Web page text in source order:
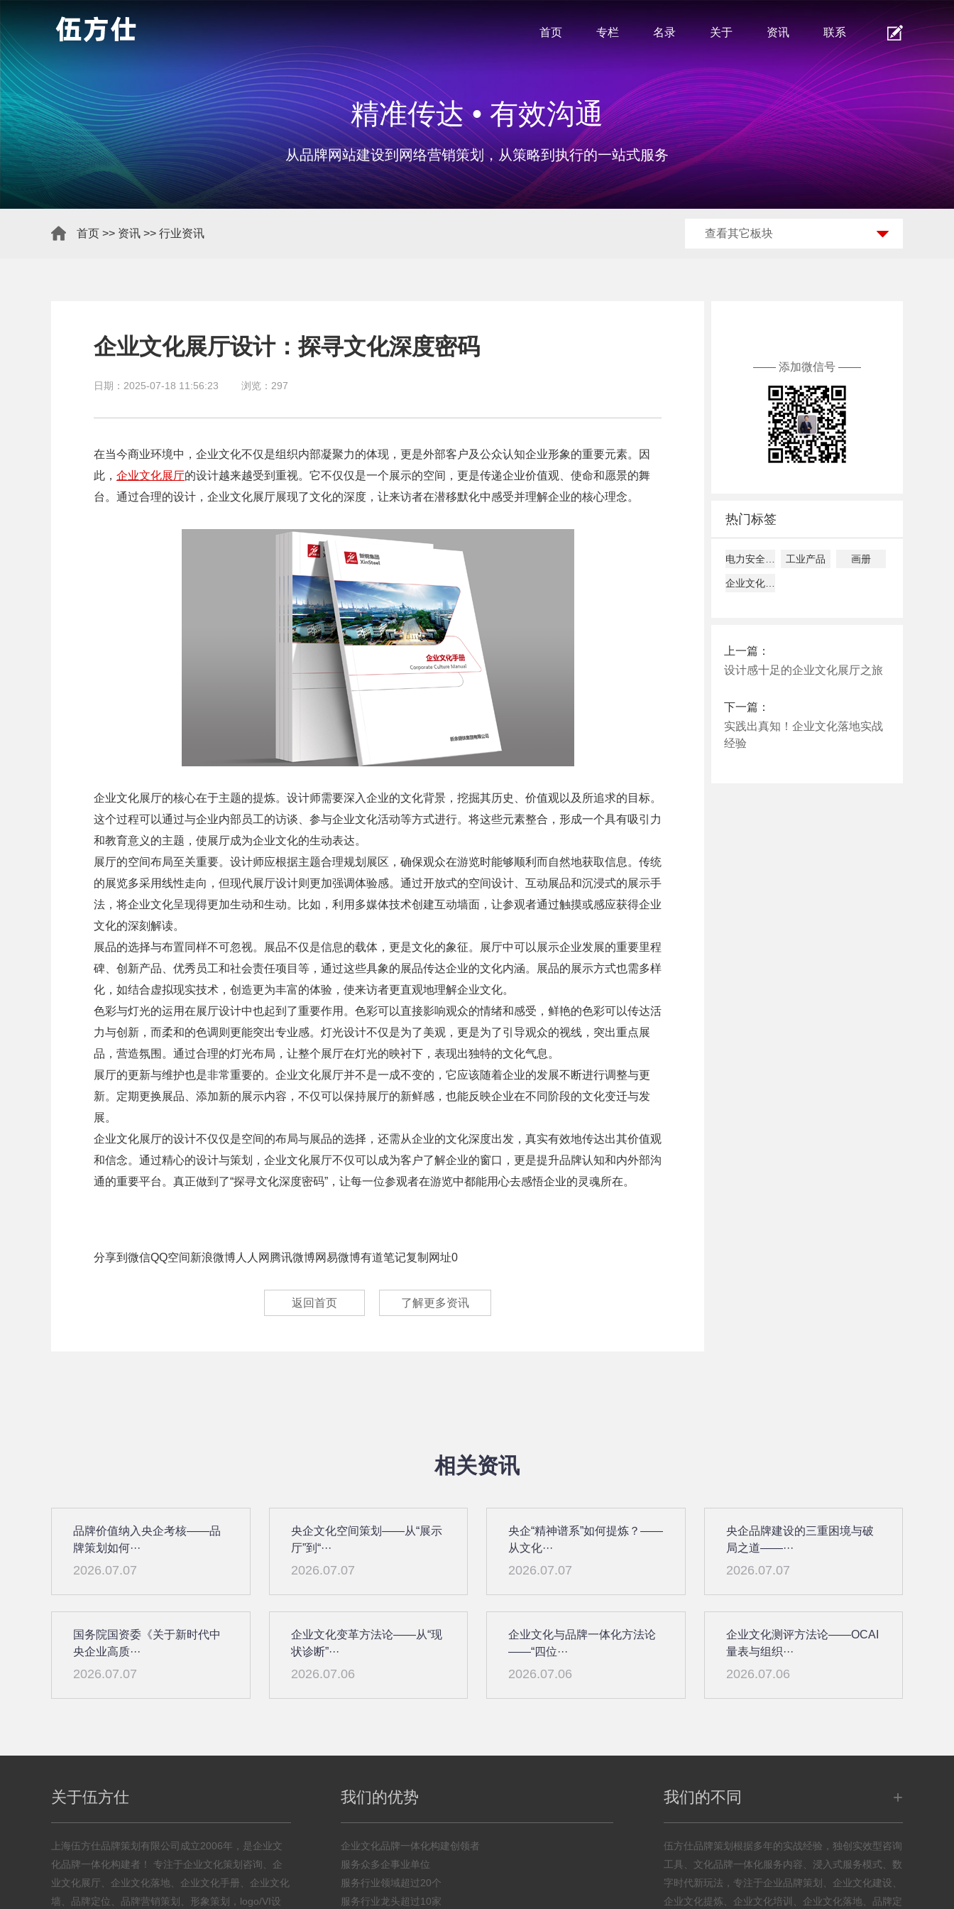
首页 专栏 名录 关于 资讯 联系
精准传达 • 有效沟通
从品牌网站建设到网络营销策划，从策略到执行的一站式服务
首页 >> 资讯 >> 行业资讯 查看其它板块
企业文化展厅设计：探寻文化深度密码
日期：2025-07-18 11:56:23 浏览： 297
在当今商业环境中，企业文化不仅是组织内部凝聚力的体现，更是外部客户及公众认知企业形象的重要元素。因
此， 企业文化展厅的设计越来越受到重视。它不仅仅是一个展示的空间，更是传递企业价值观、使命和愿景的舞
台。通过合理的设计，企业文化展厅展现了文化的深度，让来访者在潜移默化中感受并理解企业的核心理念。
企业文化展厅的核心在于主题的提炼。设计师需要深入企业的文化背景，挖掘其历史、价值观以及所追求的目标。
这个过程可以通过与企业内部员工的访谈、参与企业文化活动等方式进行。将这些元素整合，形成一个具有吸引力
和教育意义的主题，使展厅成为企业文化的生动表达。
展厅的空间布局至关重要。设计师应根据主题合理规划展区，确保观众在游览时能够顺利而自然地获取信息。传统
的展览多采用线性走向，但现代展厅设计则更加强调体验感。通过开放式的空间设计、互动展品和沉浸式的展示手
法，将企业文化呈现得更加生动和生动。比如，利用多媒体技术创建互动墙面，让参观者通过触摸或感应获得企业
文化的深刻解读。
展品的选择与布置同样不可忽视。展品不仅是信息的载体，更是文化的象征。展厅中可以展示企业发展的重要里程
碑、创新产品、优秀员工和社会责任项目等，通过这些具象的展品传达企业的文化内涵。展品的展示方式也需多样
化，如结合虚拟现实技术，创造更为丰富的体验，使来访者更直观地理解企业文化。
色彩与灯光的运用在展厅设计中也起到了重要作用。色彩可以直接影响观众的情绪和感受，鲜艳的色彩可以传达活
力与创新，而柔和的色调则更能突出专业感。灯光设计不仅是为了美观，更是为了引导观众的视线，突出重点展
品，营造氛围。通过合理的灯光布局，让整个展厅在灯光的映衬下，表现出独特的文化气息。
展厅的更新与维护也是非常重要的。企业文化展厅并不是一成不变的，它应该随着企业的发展不断进行调整与更
新。定期更换展品、添加新的展示内容，不仅可以保持展厅的新鲜感，也能反映企业在不同阶段的文化变迁与发
展。
企业文化展厅的设计不仅仅是空间的布局与展品的选择，还需从企业的文化深度出发，真实有效地传达出其价值观
和信念。通过精心的设计与策划，企业文化展厅不仅可以成为客户了解企业的窗口，更是提升品牌认知和内外部沟
通的重要平台。真正做到了“探寻文化深度密码”，让每一位参观者在游览中都能用心去感悟企业的灵魂所在。
分享到 微信QQ空间新浪微博 人人网 腾讯微博网易微博有道笔记复制网址0
返回首页 了解更多资讯
—— 添加微信号 ——
热门标签
工业产品 画册
上一篇：
设计感十足的企业文化展厅之旅
下一篇：
实践出真知！企业文化落地实战
经验
相关资讯
品牌价值纳入央企考核——品
牌策划如何···
2026.07.07
央企文化空间策划——从“展示
厅”到“···
2026.07.07
央企“精神谱系”如何提炼？——
从文化···
2026.07.07
央企品牌建设的三重困境与破
局之道——···
2026.07.07
国务院国资委《关于新时代中
央企业高质···
2026.07.07
企业文化变革方法论——从“现
状诊断”···
2026.07.06
企业文化与品牌一体化方法论
——“四位···
2026.07.06
企业文化测评方法论——OCAI
量表与组织···
2026.07.06
关于伍方仕
上海伍方仕品牌策划有限公司成立2006年，是企业文
化品牌一体化构建者！ 专注于企业文化策划咨询、企
业文化展厅、企业文化落地、企业文化手册、企业文化
墙、品牌定位、品牌营销策划、形象策划，logo/VI设
我们的优势
企业文化品牌一体化构建创领者
服务众多企事业单位
服务行业领域超过20个
服务行业龙头超过10家
我们的不同 +
伍方仕品牌策划根据多年的实战经验，独创实效型咨询
工具、文化品牌一体化服务内容、浸入式服务模式、数
字时代新玩法，专注于企业品牌策划、企业文化建设、
企业文化提炼、企业文化培训、企业文化落地、品牌定